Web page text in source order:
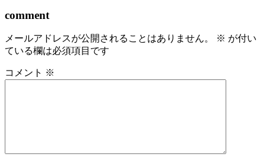
comment
メールアドレスが公開されることはありません。 ※ が付い
ている欄は必須項目です
コメント ※